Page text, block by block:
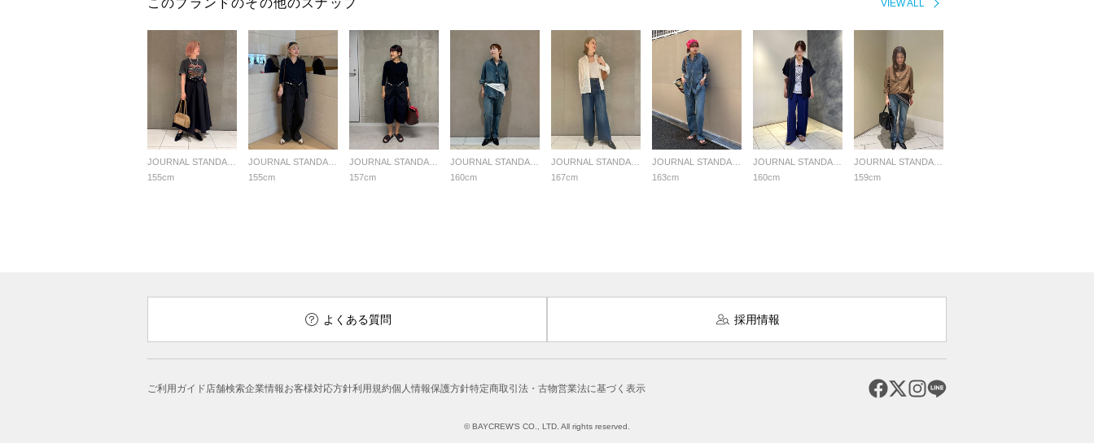
VIEW ALL
このブランドのその他のスナップ
155cm
155cm
157cm
160cm
167cm
163cm
160cm
159cm
よくある質問 採用情報
ご利用ガイド店舗検索企業情報お客様対応方針利用規約個人情報保護方針特定商取引法・古物営業法に基づく表示
© BAYCREW’S CO., LTD. All rights reserved.